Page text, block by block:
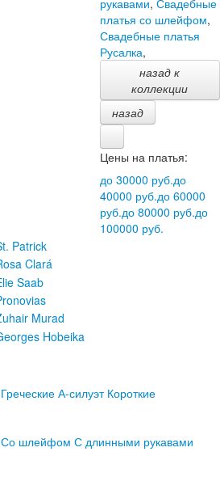
платья со шлейфом,
Свадебные платья
Русалка,
назад к
коллекции
назад
Цены на платья:
до 30000 руб.до
40000 руб.до 60000
руб.до 80000 руб.до
100000 руб.
Греческие А-силуэт Короткие
Со шлейфом С длинными рукавами